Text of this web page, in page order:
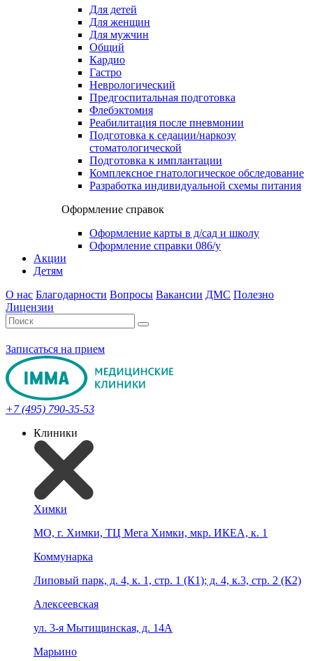
Для детей
Для женщин
Для мужчин
Общий
Кардио
Гастро
Неврологический
Предгоспитальная подготовка
Флебэктомия
Реабилитация после пневмонии
Подготовка к седации/наркозу
стоматологической
Подготовка к имплантации
Комплексное гнатологическое обследование
Разработка индивидуальной схемы питания
Оформление справок
Оформление карты в д/сад и школу
Оформление справки 086/у
Акции
Детям
О нас Благодарности Вопросы Вакансии ДМС Полезно
Лицензии
Записаться на прием
+7 (495) 790-35-53
Клиники
Химки
МО, г. Химки, ТЦ Мега Химки, мкр. ИКЕА, к. 1
Коммунарка
Липовый парк, д. 4, к. 1, стр. 1 (К1); д. 4, к.3, стр. 2 (К2)
Алексеевская
ул. 3-я Мытищинская, д. 14А
Марьино